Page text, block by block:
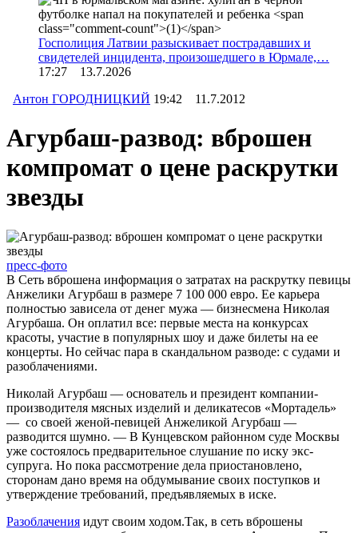
Госполиция Латвии разыскивает пострадавших и
свидетелей инцидента, произошедшего в Юрмале,…
17:27 13.7.2026
Антон ГОРОДНИЦКИЙ 19:42 11.7.2012
Агурбаш-развод: вброшен
компромат о цене раскрутки
звезды
пресс-фото
В Сеть вброшена информация о затратах на раскрутку певицы
Анжелики Агурбаш в размере 7 100 000 евро. Ее карьера
полностью зависела от денег мужа — бизнесмена Николая
Агурбаша. Он оплатил все: первые места на конкурсах
красоты, участие в популярных шоу и даже билеты на ее
концерты. Но сейчас пара в скандальном разводе: с судами и
разоблачениями.
Николай Агурбаш — основатель и президент компании-
производителя мясных изделий и деликатесов «Мортадель»
— со своей женой-певицей Анжеликой Агурбаш —
разводится шумно. — В Кунцевском районном суде Москвы
уже состоялось предварительное слушание по иску экс-
супруга. Но пока рассмотрение дела приостановлено,
сторонам дано время на обдумывание своих поступков и
утверждение требований, предъявляемых в иске.
Разоблачения идут своим ходом.Так, в сеть вброшены